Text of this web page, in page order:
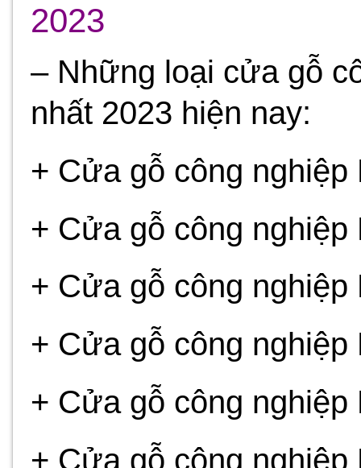
2023
– Những loại cửa gỗ
nhất 2023 hiện nay:
+ Cửa gỗ công nghiệp
+ Cửa gỗ công nghiệp
+ Cửa gỗ công nghiệp
+ Cửa gỗ công nghiệp
+ Cửa gỗ công
+ Cửa gỗ công nghiệp